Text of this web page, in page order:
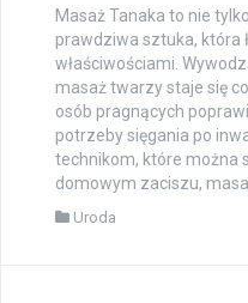
Masaż Tanaka to nie
prawdziwa sztuka, która
właściwościami.
masaż twarzy staje się
osób pragnących
potrzeby sięgania po
technikom, które można
domowym zaciszu,
Uroda